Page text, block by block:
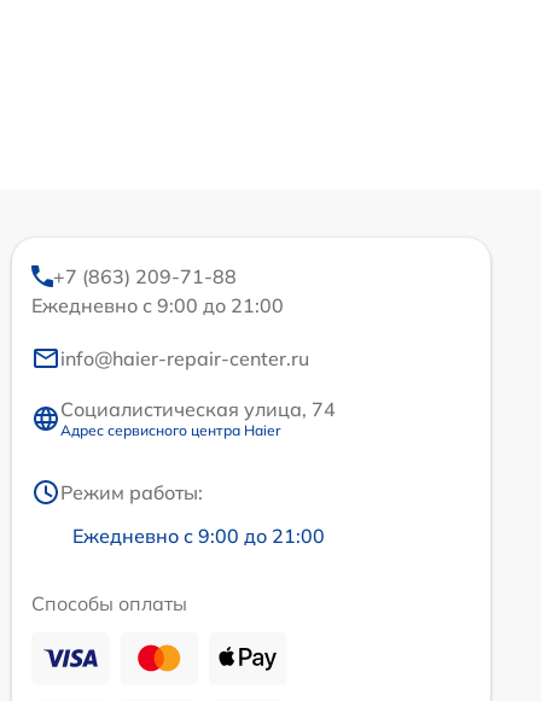
+7 (863) 209-71-88
Ежедневно с 9:00 до 21:00
info@haier-repair-center.ru
Социалистическая улица, 74
Адрес сервисного центра Haier
Режим работы:
Ежедневно с 9:00 до 21:00
Способы оплаты